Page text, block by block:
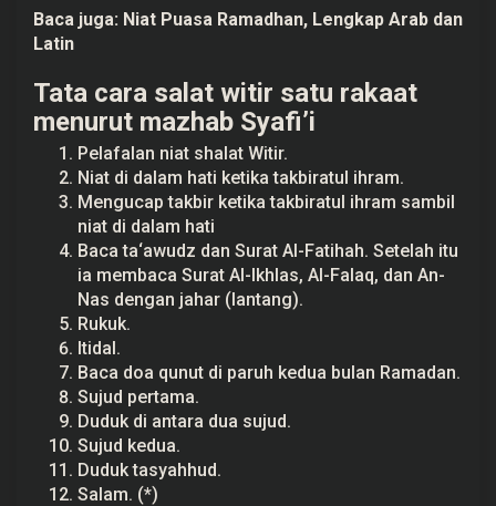
Baca juga: Niat Puasa Ramadhan, Lengkap Arab dan
Latin
Tata cara salat witir satu rakaat
menurut mazhab Syafi’i
Pelafalan niat shalat Witir.
Niat di dalam hati ketika takbiratul ihram.
Mengucap takbir ketika takbiratul ihram sambil
niat di dalam hati
Baca ta‘awudz dan Surat Al-Fatihah. Setelah itu
ia membaca Surat Al-Ikhlas, Al-Falaq, dan An-
Nas dengan jahar (lantang).
Rukuk.
Itidal.
Baca doa qunut di paruh kedua bulan Ramadan.
Sujud pertama.
Duduk di antara dua sujud.
Sujud kedua.
Duduk tasyahhud.
Salam. (*)